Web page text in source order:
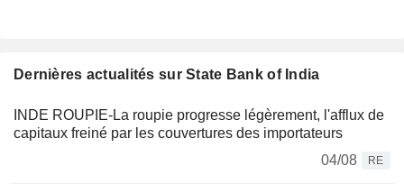
Dernières actualités sur State Bank of India
INDE ROUPIE-La roupie progresse légèrement, l'afflux de
capitaux freiné par les couvertures des importateurs
04/08
RE